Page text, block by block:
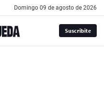
domingo 09 de agosto de 2026
Suscribite